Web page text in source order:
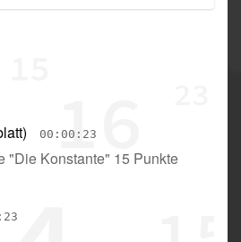
00:00:23
"Die Konstante" 15 Punkte